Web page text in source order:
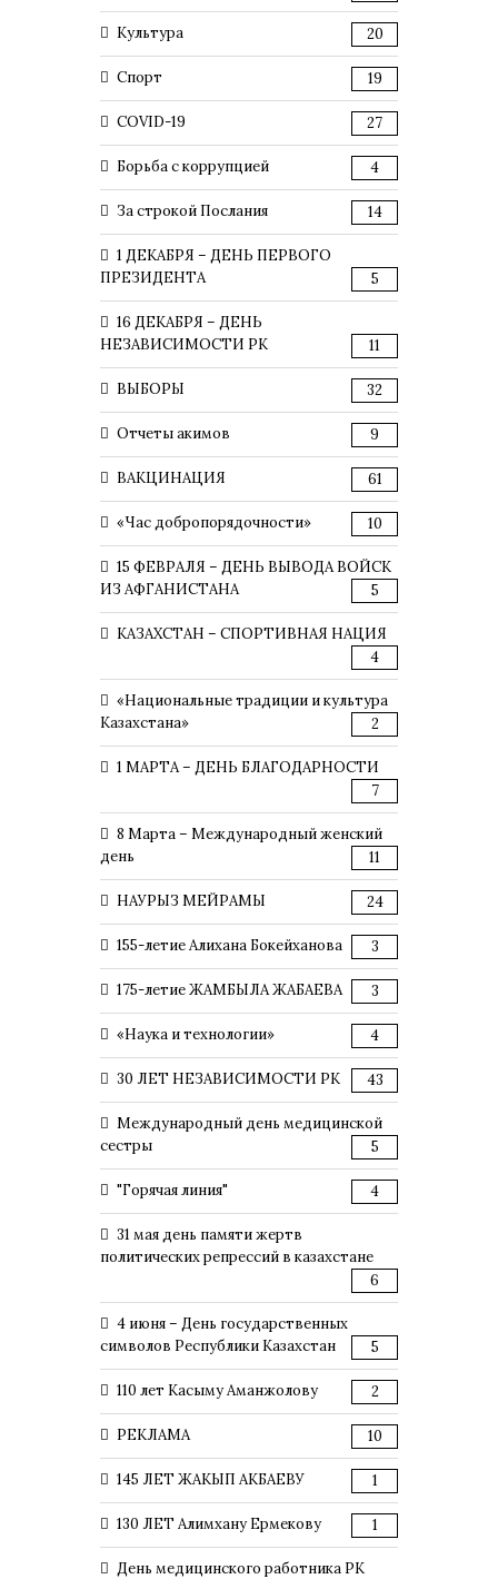
Культура 20
Спорт 19
COVID-19 27
Борьба с коррупцией 4
За строкой Послания 14
1 ДЕКАБРЯ – ДЕНЬ ПЕРВОГО
ПРЕЗИДЕНТА
5
16 ДЕКАБРЯ – ДЕНЬ
НЕЗАВИСИМОСТИ РК
11
ВЫБОРЫ 32
Отчеты акимов 9
ВАКЦИНАЦИЯ 61
«Час добропорядочности» 10
15 ФЕВРАЛЯ – ДЕНЬ ВЫВОДА ВОЙСК
ИЗ АФГАНИСТАНА
5
КАЗАХСТАН – СПОРТИВНАЯ НАЦИЯ
4
«Национальные традиции и культура
Казахстана»
2
1 МАРТА – ДЕНЬ БЛАГОДАРНОСТИ
7
8 Марта – Международный женский
день
11
НАУРЫЗ МЕЙРАМЫ 24
155-летие Алихана Бокейханова 3
175-летие ЖАМБЫЛА ЖАБАЕВА 3
«Наука и технологии» 4
30 ЛЕТ НЕЗАВИСИМОСТИ РК 43
Международный день медицинской
сестры
5
"Горячая линия" 4
31 мая день памяти жертв
политических репрессий в казахстане
6
4 июня – День государственных
символов Республики Казахстан
5
110 лет Касыму Аманжолову 2
РЕКЛАМА 10
145 ЛЕТ ЖАКЫП АКБАЕВУ 1
130 ЛЕТ Алимхану Ермекову 1
День медицинского работника РК